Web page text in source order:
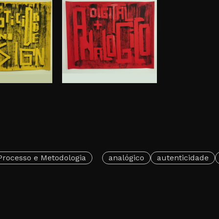
e Metodologia analógico autenticidade